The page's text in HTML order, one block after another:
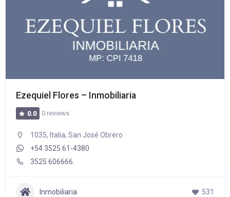
Ezequiel Flores – Inmobiliaria
0.0 0 reviews
1035, Italia, San José Obrero
+54 3525 61-4380
3525 606666.
Inmobiliaria 531